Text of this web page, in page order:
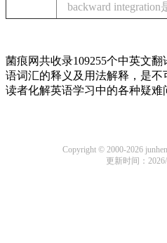
backward integration
菌痕网共收录109255个中英文
语词汇的释义及用法解释，是
读者化解英语学习中的各种疑难
Copyright © 2000-2026
更新时间：